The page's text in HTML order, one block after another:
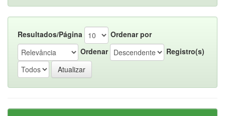
Resultados/Página
Ordenar por
Ordenar
Registro(s)